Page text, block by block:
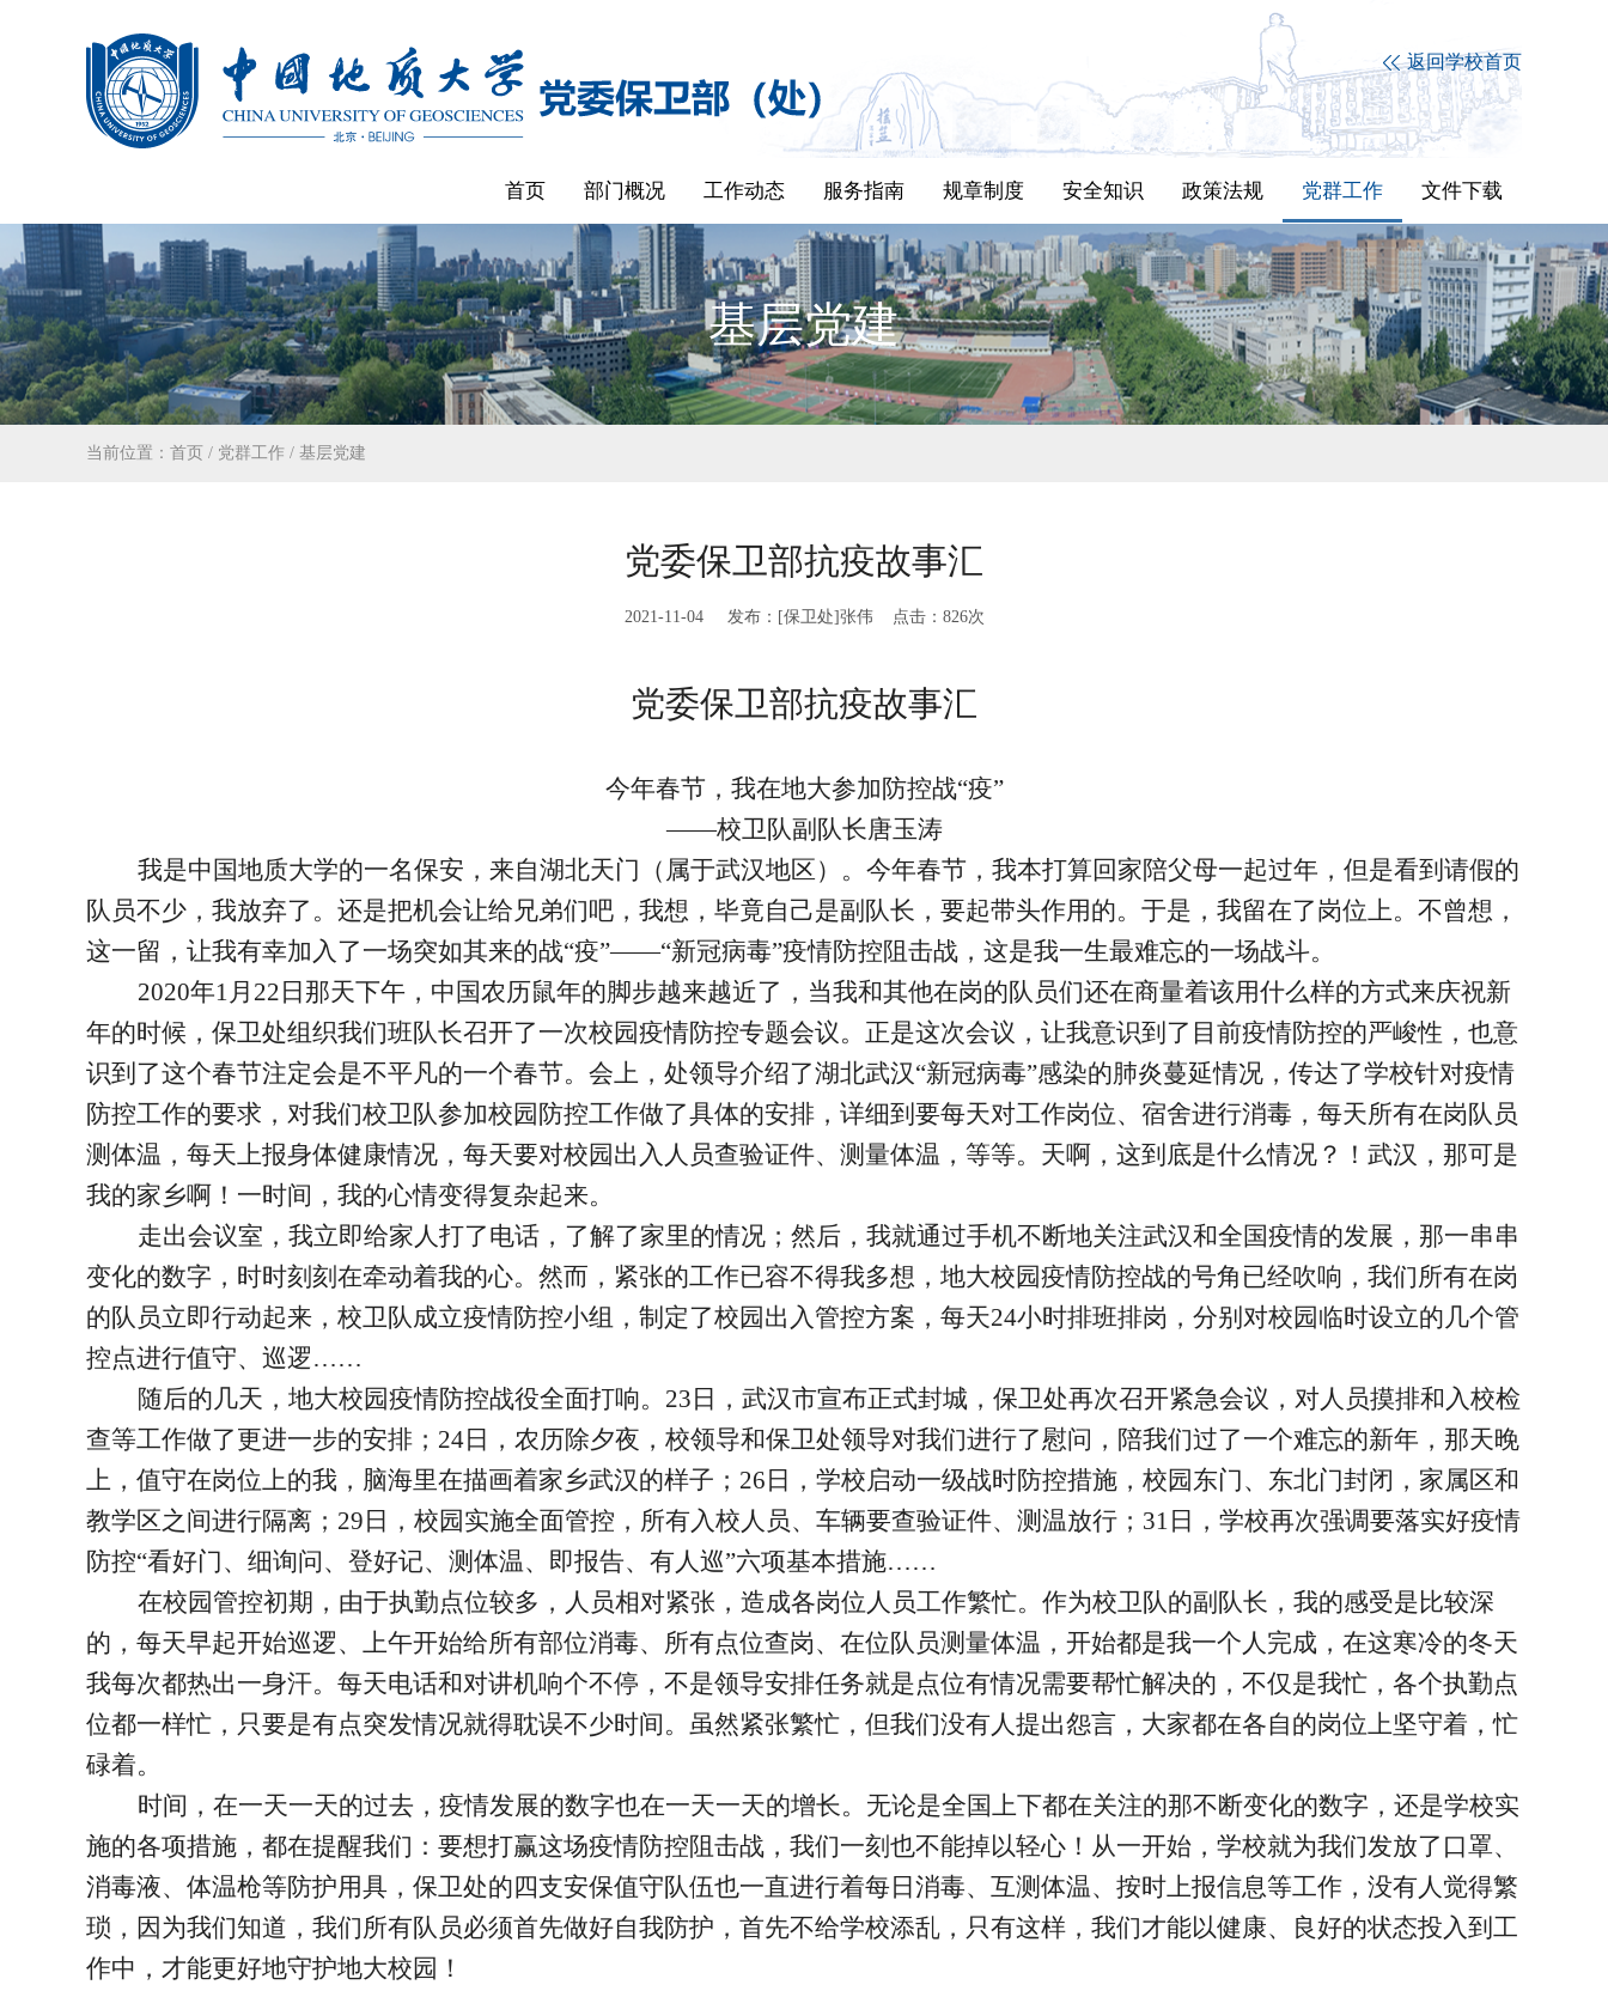
返回学校首页
首页 部门概况 工作动态 服务指南 规章制度 安全知识 政策法规 党群工作 文件下载
基层党建
当前位置： 首页 / 党群工作 / 基层党建
党委保卫部抗疫故事汇
2021-11-04 发布：[保卫处]张伟 点击： 826次
党委保卫部抗疫故事汇
今年春节，我在地大参加防控战“疫”
——校卫队副队长唐玉涛
我是中国地质大学的一名保安，来自湖北天门（属于武汉地区）。今年春节，我本打算回家陪父母一起过年，但是看到请假的
队员不少，我放弃了。还是把机会让给兄弟们吧，我想，毕竟自己是副队长，要起带头作用的。于是，我留在了岗位上。不曾想，
这一留，让我有幸加入了一场突如其来的战“疫”——“新冠病毒”疫情防控阻击战，这是我一生最难忘的一场战斗。
2020年1月22日那天下午，中国农历鼠年的脚步越来越近了，当我和其他在岗的队员们还在商量着该用什么样的方式来庆祝新
年的时候，保卫处组织我们班队长召开了一次校园疫情防控专题会议。正是这次会议，让我意识到了目前疫情防控的严峻性，也意
识到了这个春节注定会是不平凡的一个春节。会上，处领导介绍了湖北武汉“新冠病毒”感染的肺炎蔓延情况，传达了学校针对疫情
防控工作的要求，对我们校卫队参加校园防控工作做了具体的安排，详细到要每天对工作岗位、宿舍进行消毒，每天所有在岗队员
测体温，每天上报身体健康情况，每天要对校园出入人员查验证件、测量体温，等等。天啊，这到底是什么情况？！武汉，那可是
我的家乡啊！一时间，我的心情变得复杂起来。
走出会议室，我立即给家人打了电话，了解了家里的情况；然后，我就通过手机不断地关注武汉和全国疫情的发展，那一串串
变化的数字，时时刻刻在牵动着我的心。然而，紧张的工作已容不得我多想，地大校园疫情防控战的号角已经吹响，我们所有在岗
的队员立即行动起来，校卫队成立疫情防控小组，制定了校园出入管控方案，每天24小时排班排岗，分别对校园临时设立的几个管
控点进行值守、巡逻……
随后的几天，地大校园疫情防控战役全面打响。23日，武汉市宣布正式封城，保卫处再次召开紧急会议，对人员摸排和入校检
查等工作做了更进一步的安排；24日，农历除夕夜，校领导和保卫处领导对我们进行了慰问，陪我们过了一个难忘的新年，那天晚
上，值守在岗位上的我，脑海里在描画着家乡武汉的样子；26日，学校启动一级战时防控措施，校园东门、东北门封闭，家属区和
教学区之间进行隔离；29日，校园实施全面管控，所有入校人员、车辆要查验证件、测温放行；31日，学校再次强调要落实好疫情
防控“看好门、细询问、登好记、测体温、即报告、有人巡”六项基本措施……
在校园管控初期，由于执勤点位较多，人员相对紧张，造成各岗位人员工作繁忙。作为校卫队的副队长，我的感受是比较深
的，每天早起开始巡逻、上午开始给所有部位消毒、所有点位查岗、在位队员测量体温，开始都是我一个人完成，在这寒冷的冬天
我每次都热出一身汗。每天电话和对讲机响个不停，不是领导安排任务就是点位有情况需要帮忙解决的，不仅是我忙，各个执勤点
位都一样忙，只要是有点突发情况就得耽误不少时间。虽然紧张繁忙，但我们没有人提出怨言，大家都在各自的岗位上坚守着，忙
碌着。
时间，在一天一天的过去，疫情发展的数字也在一天一天的增长。无论是全国上下都在关注的那不断变化的数字，还是学校实
施的各项措施，都在提醒我们：要想打赢这场疫情防控阻击战，我们一刻也不能掉以轻心！从一开始，学校就为我们发放了口罩、
消毒液、体温枪等防护用具，保卫处的四支安保值守队伍也一直进行着每日消毒、互测体温、按时上报信息等工作，没有人觉得繁
琐，因为我们知道，我们所有队员必须首先做好自我防护，首先不给学校添乱，只有这样，我们才能以健康、良好的状态投入到工
作中，才能更好地守护地大校园！